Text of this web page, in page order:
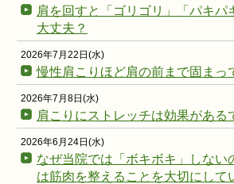
肩を回すと「ゴリゴリ」「パキ
大丈夫？
2026年7月22日(水)
慢性肩こりほど肩の前まで固まっ
2026年7月8日(水)
肩こりにストレッチは効果がある
2026年6月24日(水)
なぜ当院では「ボキボキ」しない
は筋肉を整えることを大切にして